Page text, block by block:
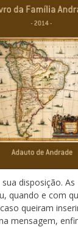
disposição. As
quando e com
queiram
mensagem,